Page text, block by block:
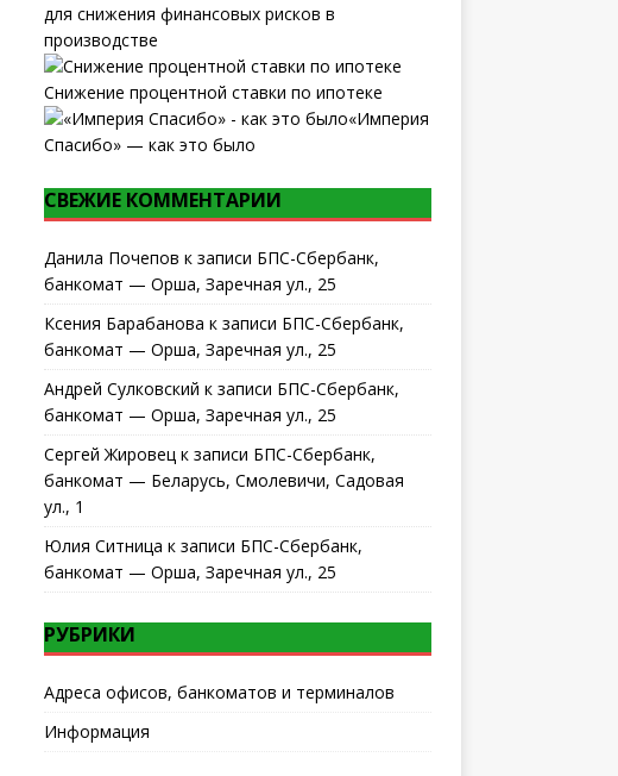
для снижения финансовых рисков в
производстве
Снижение процентной ставки по ипотеке
«Империя
Спасибо» — как это было
СВЕЖИЕ КОММЕНТАРИИ
Данила Почепов к записи БПС-Сбербанк,
банкомат — Орша, Заречная ул., 25
Ксения Барабанова к записи БПС-Сбербанк,
банкомат — Орша, Заречная ул., 25
Андрей Сулковский к записи БПС-Сбербанк,
банкомат — Орша, Заречная ул., 25
Сергей Жировец к записи БПС-Сбербанк,
банкомат — Беларусь, Смолевичи, Садовая
ул., 1
Юлия Ситница к записи БПС-Сбербанк,
банкомат — Орша, Заречная ул., 25
РУБРИКИ
Адреса офисов, банкоматов и терминалов
Информация